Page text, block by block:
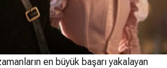
en büyük başarı yakalayan